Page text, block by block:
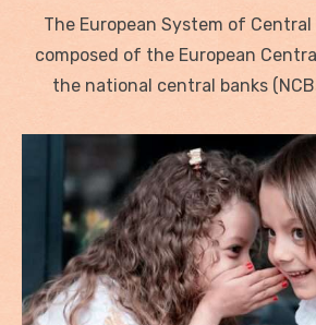
The European System of Central
composed of the European
the national central banks